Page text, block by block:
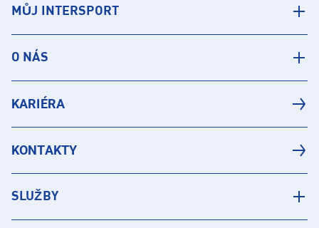
MŮJ INTERSPORT
O NÁS
KARIÉRA
KONTAKTY
SLUŽBY